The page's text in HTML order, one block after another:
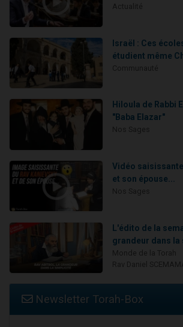
Israël : Ces
étudient même
Hiloula de Rabbi
"Baba Elazar"
Vidéo
et son épouse...
L'édito de la
grandeur dans
Newsletter Torah-Box